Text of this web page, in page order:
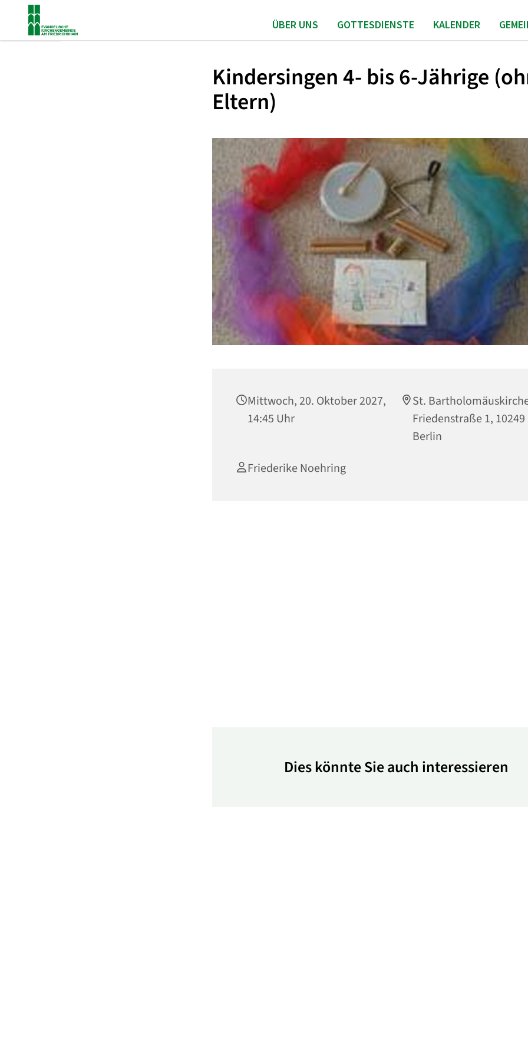
ÜBER UNS GOTTESDIENSTE KALENDER
Kindersingen 4- bis 6-Jährige
Eltern)
Mittwoch, 20. Oktober 2027,
14:45 Uhr
St.
Friedenstraße 1, 10249
Berlin
Friederike Noehring
Dies könnte Sie auch interessieren